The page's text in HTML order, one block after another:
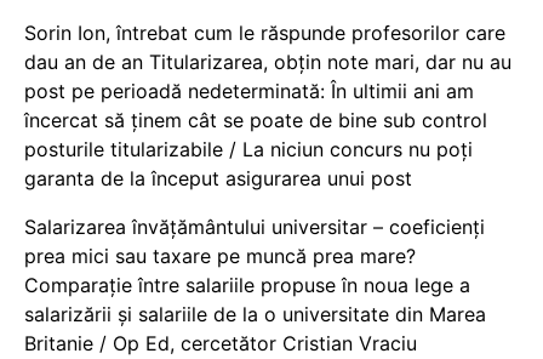
Sorin Ion, întrebat cum le răspunde profesorilor care
dau an de an Titularizarea, obțin note mari, dar nu au
post pe perioadă nedeterminată: În ultimii ani am
încercat să ținem cât se poate de bine sub control
posturile titularizabile / La niciun concurs nu poți
garanta de la început asigurarea unui post
Salarizarea învățământului universitar – coeficienți
prea mici sau taxare pe muncă prea mare?
Comparație între salariile propuse în noua lege a
salarizării și salariile de la o universitate din Marea
Britanie / Op Ed, cercetător Cristian Vraciu